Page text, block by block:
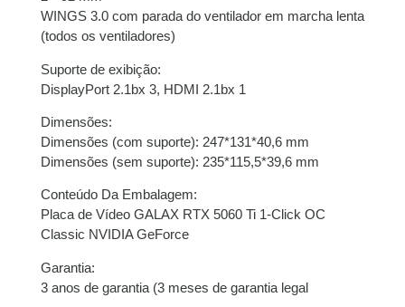
WINGS 3.0 com parada do ventilador em marcha lenta
(todos os ventiladores)
Suporte de exibição:
DisplayPort 2.1bx 3, HDMI 2.1bx 1
Dimensões:
Dimensões (com suporte): 247*131*40,6 mm
Dimensões (sem suporte): 235*115,5*39,6 mm
Conteúdo Da Embalagem:
Placa de Vídeo GALAX RTX 5060 Ti 1-Click OC
Classic NVIDIA GeForce
Garantia:
3 anos de garantia (3 meses de garantia legal